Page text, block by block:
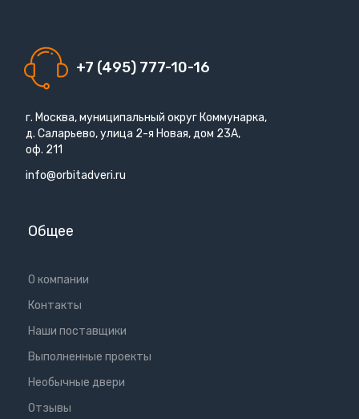
+7 (495) 777-10-16
г. Москва, муниципальный округ Коммунарка,
д. Саларьево, улица 2-я Новая, дом 23А,
оф. 211
info@orbitadveri.ru
Общее
О компании
Контакты
Наши поставщики
Выполненные проекты
Необычные двери
Отзывы